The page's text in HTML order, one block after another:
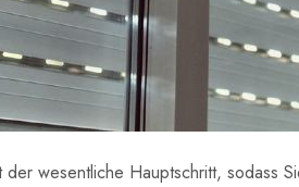
wesentliche Hauptschritt,